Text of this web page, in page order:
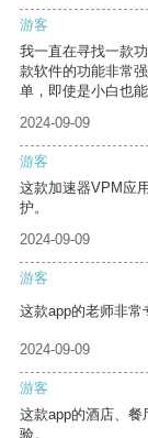
游客
我一直在寻找一款
款软件的功能非常
单，即使是小白也能
2024-09-09
游客
这款加速器VPM应
护。
2024-09-09
游客
这款app的老师非常
2024-09-09
游客
这款app的酒店、
验。